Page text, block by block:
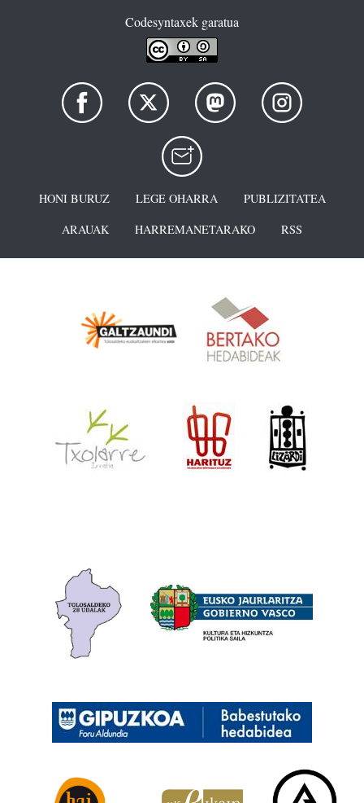
Codesyntaxek garatua
HONI BURUZ LEGE OHARRA
PUBLIZITATEA
ARAUAK
HARREMANETARAKO RSS